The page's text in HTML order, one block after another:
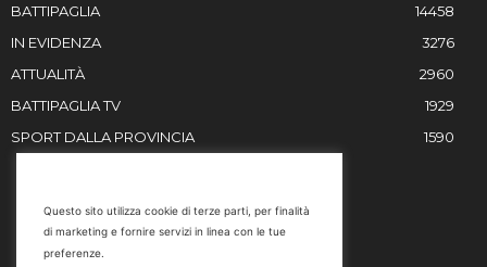
BATTIPAGLIA
14458
IN EVIDENZA
3276
ATTUALITÀ
2960
BATTIPAGLIA TV
1929
SPORT DALLA PROVINCIA
1590
Email
Questo sito utilizza cookie di terze parti, per finalità
di marketing e fornire servizi in linea con le tue
preferenze.